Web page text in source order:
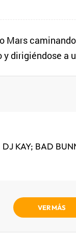
Mars
dirigiéndose a
DJ KAY; BAD
VER MÁS